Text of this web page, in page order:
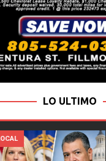
LO ULTIMO
NOTICIAS